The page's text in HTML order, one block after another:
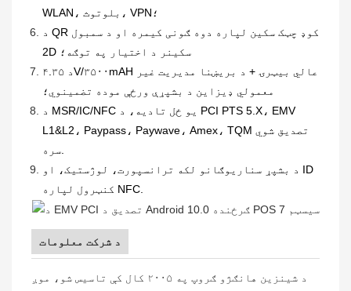
WLAN، بلوتوث، VPN؛
د QR کوډ چټک سکین لپاره دوه ګونی کیمره او د سمبول
2D سکینر د اختیار په توګه؛
د ۴.۳۵V/۳۵۰۰mAH عالي بیټرۍ + د بریښنا مدیریت غیر
معمولي ډیزاین د بشپړې ورځې موده تضمینوي؛
د MSR/IC/NFC یو ځل تادیه، د PCI PTS 5.X، EMV
L1&L2، Paypass، Paywave، Amex، TQM تصدیق شوي
د بشپړ سناریوګانو لکه ترانسپورت، لوژستیک، او ID
کنټرول لپاره NFC.
د شرکت معلومات
د شینزین هانګژو ګروپ په ۲۰۰۵ کال کې تاسیس شو، موږ